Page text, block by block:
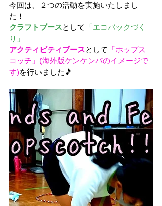
今回は、２つの活動を実施いたしまし
た！
クラフトブースとして
「エコバックづく
り」
アクティビティブースとして
「ホップス
コッチ」(海外版ケンケンパのイメージで
す)を行いました🎵